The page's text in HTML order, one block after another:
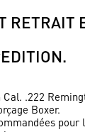
RETRAIT
.222
Boxer.
pour